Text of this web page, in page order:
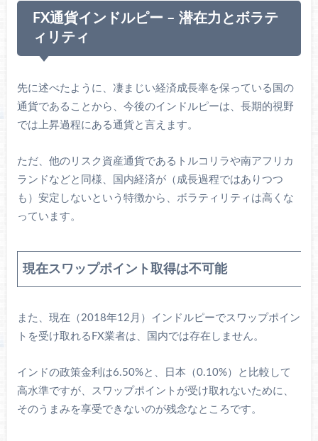
FX通貨インドルピー – 潜在力とボラテ
ィリティ
先に述べたように、凄まじい経済成長率を保っている国の
通貨であることから、今後のインドルピーは、長期的視野
では上昇過程にある通貨と言えます。
ただ、他のリスク資産通貨であるトルコリラや南アフリカ
ランドなどと同様、国内経済が（成長過程ではありつつ
も）安定しないという特徴から、ボラティリティは高くな
っています。
現在スワップポイント取得は不可能
また、現在（2018年12月）インドルピーでスワップポイン
トを受け取れるFX業者は、国内では存在しません。
インドの政策金利は6.50%と、日本（0.10%）と比較して
高水準ですが、スワップポイントが受け取れないために、
そのうまみを享受できないのが残念なところです。